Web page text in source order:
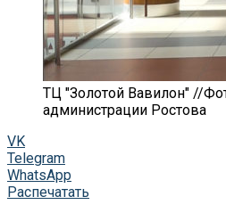
ТЦ "Золотой Вавилон" //
администрации Ростова
VK
Telegram
WhatsApp
Распечатать